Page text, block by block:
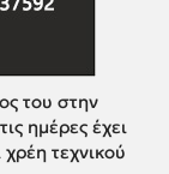
του στην
ημέρες έχει
τεχνικού